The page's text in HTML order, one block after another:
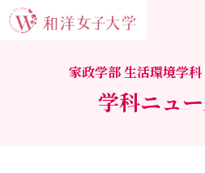
家政学部 生活環境学
学科ニュ